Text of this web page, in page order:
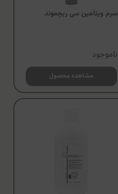
سرم ویتامین سی ریچموند
ناموجود
مشاهده محصول